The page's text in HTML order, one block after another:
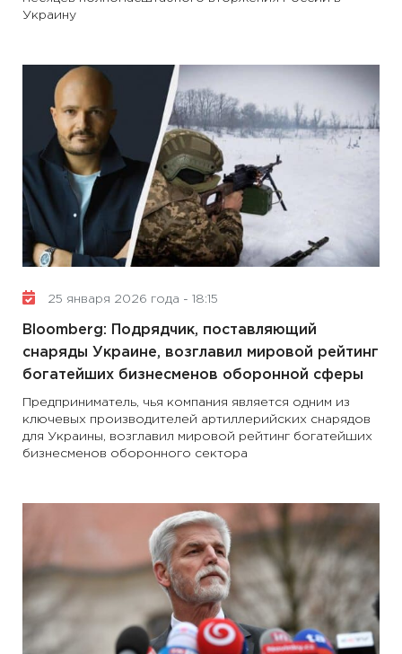
Украину
25 января 2026 года - 18:15
Bloomberg: Подрядчик, поставляющий
снаряды Украине, возглавил мировой рейтинг
богатейших бизнесменов оборонной сферы
Предприниматель, чья компания является одним из
ключевых производителей артиллерийских снарядов
для Украины, возглавил мировой рейтинг богатейших
бизнесменов оборонного сектора